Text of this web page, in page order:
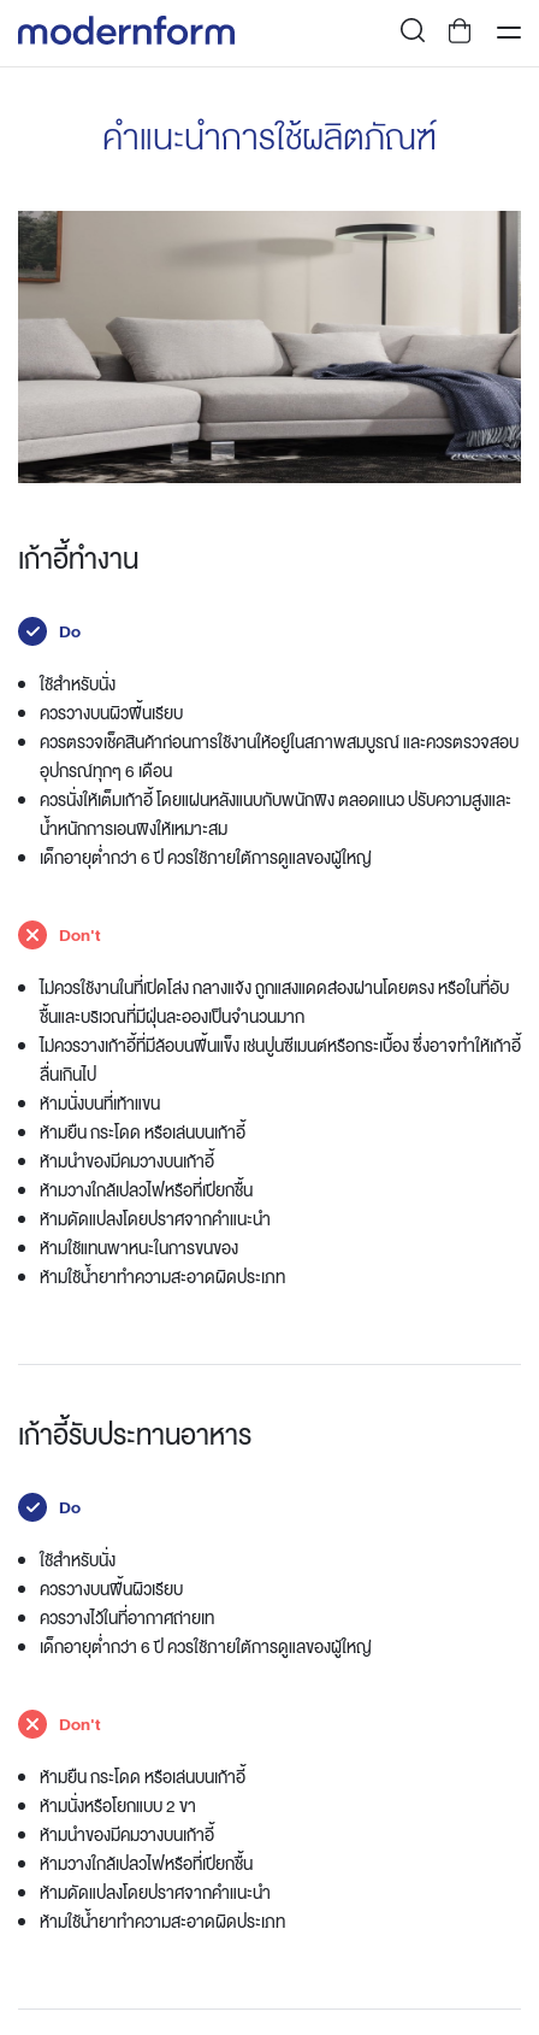
คำแนะนำการใช้ผลิตภัณฑ์
เก้าอี้ทำงาน
Do
ใช้สำหรับนั่ง
ควรวางบนผิวพื้นเรียบ
ควรตรวจเช็คสินค้าก่อนการใช้งานให้อยู่ในสภาพสมบูรณ์ และควรตรวจสอบ
อุปกรณ์ทุกๆ 6 เดือน
ควรนั่งให้เต็มเก้าอี้ โดยแผ่นหลังแนบกับพนักพิง ตลอดแนว ปรับความสูงและ
น้ำหนักการเอนพิงให้เหมาะสม
เด็กอายุต่ำกว่า 6 ปี ควรใช้ภายใต้การดูแลของผู้ใหญ่
Don't
ไม่ควรใช้งานในที่เปิดโล่ง กลางแจ้ง ถูกแสงแดดส่องผ่านโดยตรง หรือในที่อับ
ชื้นและบริเวณที่มีฝุ่นละอองเป็นจำนวนมาก
ไม่ควรวางเก้าอี้ที่มีล้อบนพื้นแข็ง เช่นปูนซีเมนต์หรือกระเบื้อง ซึ่งอาจทำให้เก้าอี้
ลื่นเกินไป
ห้ามนั่งบนที่เท้าแขน
ห้ามยืน กระโดด หรือเล่นบนเก้าอี้
ห้ามนำของมีคมวางบนเก้าอี้
ห้ามวางใกล้เปลวไฟหรือที่เปียกชื้น
ห้ามดัดแปลงโดยปราศจากคำแนะนำ
ห้ามใช้แทนพาหนะในการขนของ
ห้ามใช้น้ำยาทำความสะอาดผิดประเภท
เก้าอี้รับประทานอาหาร
Do
ใช้สำหรับนั่ง
ควรวางบนพื้นผิวเรียบ
ควรวางไว้ในที่อากาศถ่ายเท
เด็กอายุต่ำกว่า 6 ปี ควรใช้ภายใต้การดูแลของผู้ใหญ่
Don't
ห้ามยืน กระโดด หรือเล่นบนเก้าอี้
ห้ามนั่งหรือโยกแบบ 2 ขา
ห้ามนำของมีคมวางบนเก้าอี้
ห้ามวางใกล้เปลวไฟหรือที่เปียกชื้น
ห้ามดัดแปลงโดยปราศจากคำแนะนำ
ห้ามใช้น้ำยาทำความสะอาดผิดประเภท